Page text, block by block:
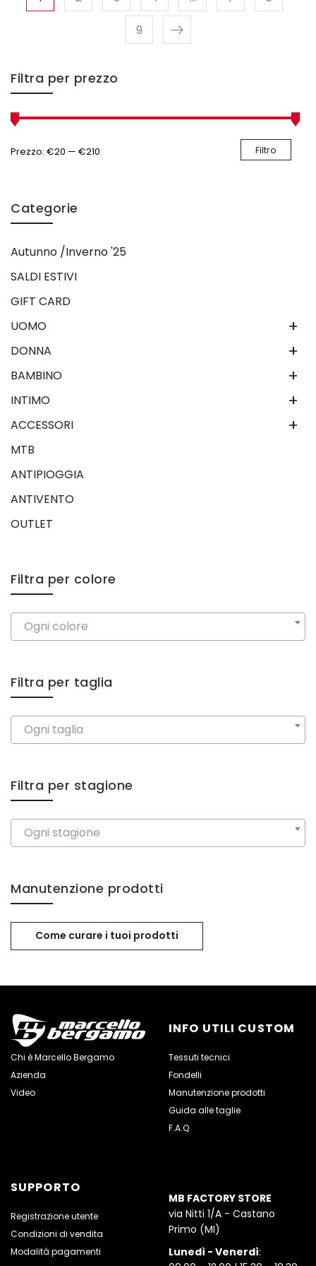
9
Filtra per prezzo
Filtro
Prezzo: €20 — €210
Categorie
Autunno /Inverno '25
SALDI ESTIVI
GIFT CARD
+
UOMO
+
DONNA
+
BAMBINO
+
INTIMO
+
ACCESSORI
MTB
ANTIPIOGGIA
ANTIVENTO
OUTLET
Filtra per colore
Ogni colore
Filtra per taglia
Ogni taglia
Filtra per stagione
Ogni stagione
Manutenzione prodotti
Come curare i tuoi prodotti
Chi è Marcello Bergamo
Azienda
Video
INFO UTILI CUSTOM
Tessuti tecnici
Fondelli
Manutenzione prodotti
Guida alle taglie
F.A.Q.
SUPPORTO
Registrazione utente
Condizioni di vendita
Modalità pagamenti
MB FACTORY STORE
via Nitti 1/A - Castano
Primo (MI)
Lunedì - Venerdì: